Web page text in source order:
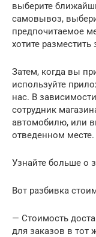
выберите
самовывоз,
предпочитаемое
хотите разместить
Затем, когда вы
используйте
нас. В
сотрудник
автомобилю, или
отведенном месте.
Узнайте больше о
Вот разбивка
— Стоимость
для заказов в тот